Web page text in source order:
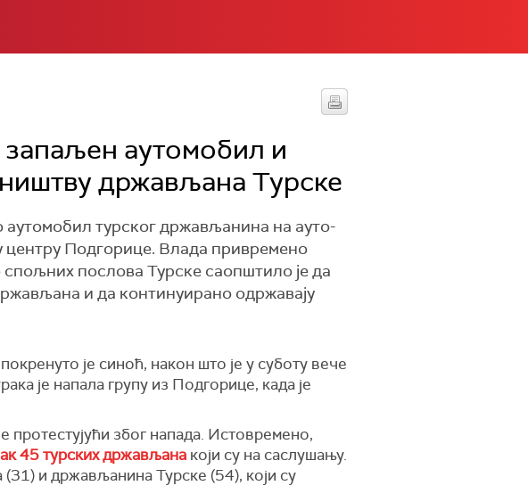
аутомобил и
држављана Турске
аутомобил турског држављанина на ауто-
центру Подгорице. Влада привремено
послова Турске саопштило је да
и да континуирано одржавају
је синоћ, након што је у суботу вече
је напала групу из Подгорице, када је
протестујући због напада. Истовремено,
45 турских држављана који су на саслушању.
и држављанина Турске (54), који су